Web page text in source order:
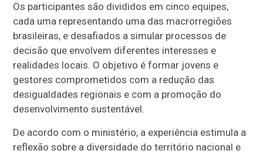
Os participantes são divididos em cinco equipes,
cada uma representando uma das macrorregiões
brasileiras, e desafiados a simular processos de
decisão que envolvem diferentes interesses e
realidades locais. O objetivo é formar jovens e
gestores comprometidos com a redução das
desigualdades regionais e com a promoção do
desenvolvimento sustentável.
De acordo com o ministério, a experiência estimula a
reflexão sobre a diversidade do território nacional e